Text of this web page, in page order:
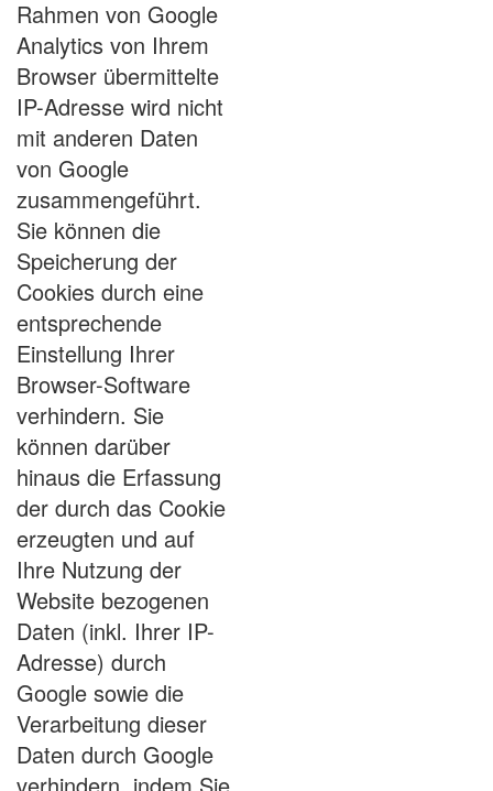
Rahmen von Google
Analytics von Ihrem
Browser übermittelte
IP-Adresse wird nicht
mit anderen Daten
von Google
zusammengeführt.
Sie können die
Speicherung der
Cookies durch eine
entsprechende
Einstellung Ihrer
Browser-Software
verhindern. Sie
können darüber
hinaus die Erfassung
der durch das Cookie
erzeugten und auf
Ihre Nutzung der
Website bezogenen
Daten (inkl. Ihrer IP-
Adresse) durch
Google sowie die
Verarbeitung dieser
Daten durch Google